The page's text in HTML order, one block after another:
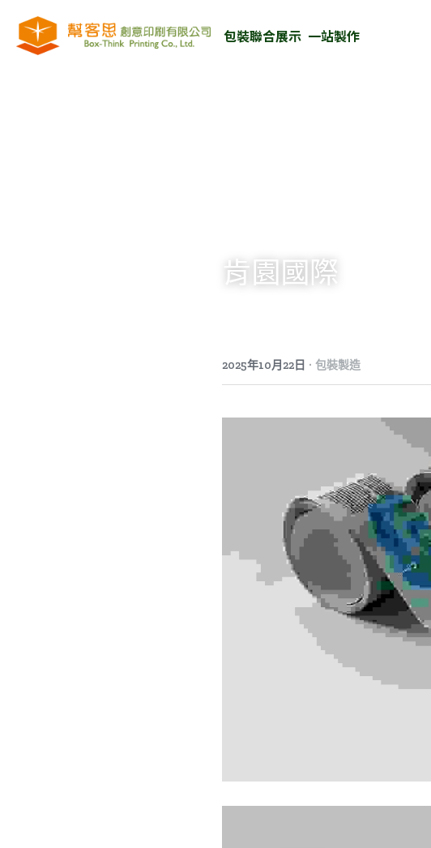
包裝聯合展示  一站製作
肯園國際
2025年10月22日 · 包裝製造